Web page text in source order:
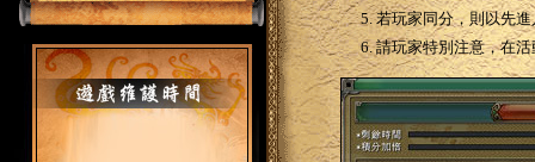
若玩家同分，則以先
請玩家特別注意，在